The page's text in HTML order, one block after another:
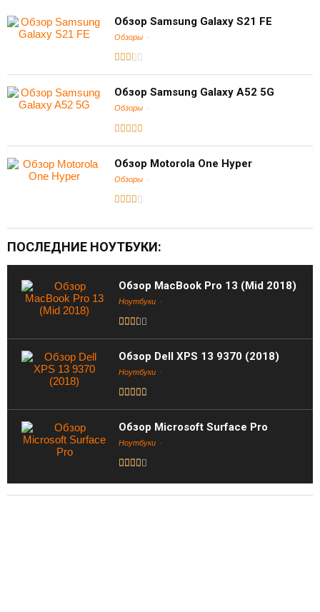
Обзор Samsung Galaxy S21 FE
Обзоры
Обзор Samsung Galaxy A52 5G
Обзоры
Обзор Motorola One Hyper
Обзоры
ПОСЛЕДНИЕ НОУТБУКИ:
Обзор MacBook Pro 13 (Mid 2018)
Ноутбуки
Обзор Dell XPS 13 9370 (2018)
Ноутбуки
Обзор Microsoft Surface Pro
Ноутбуки